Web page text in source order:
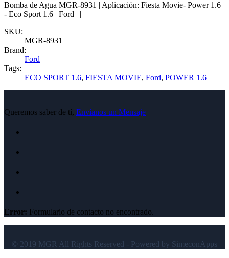
Bomba de Agua MGR-8931 | Aplicación: Fiesta Movie- Power 1.6
- Eco Sport 1.6 | Ford | |
SKU:
MGR-8931
Brand:
Ford
Tags:
ECO SPORT 1.6, FIESTA MOVIE, Ford, POWER 1.6
Queremos saber de tí, Envíanos un Mensaje
Error: Formulario de contacto no encontrado.
© 2019 MGR All Rights Reserved - Powered by SimeconApps